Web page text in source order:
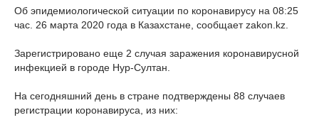
Об эпидемиологической ситуации по коронавирусу на 08:25
час. 26 марта 2020 года в Казахстане, сообщает zakon.kz.
Зарегистрировано еще 2 случая заражения коронавирусной
инфекцией в городе Нур-Султан.
На сегодняшний день в стране подтверждены 88 случаев
регистрации коронавируса, из них: